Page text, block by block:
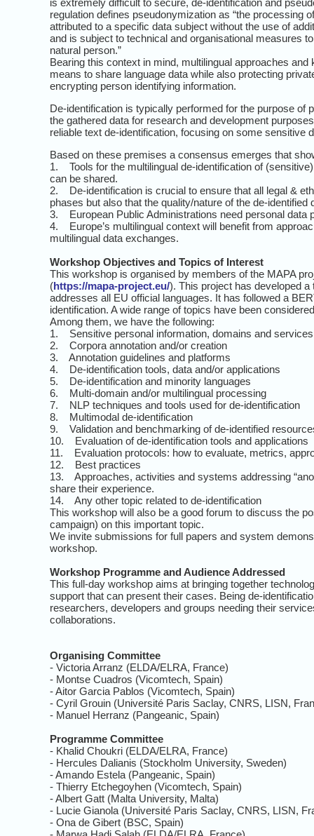
is extremely difficult to secure, de-identification and
regulation defines pseudonymization as “the processing
attributed to a specific data subject without the use of
and is subject to technical and organisational measures
natural person.”
Bearing this context in mind, multilingual approaches
means to share language data while also protecting
encrypting person identifying information.
De-identification is typically performed for the purpose of
the gathered data for research and development
reliable text de-identification, focusing on some sensitive
Based on these premises a consensus emerges that
1. Tools for the multilingual de-identification of
can be shared.
2. De-identification is crucial to ensure that all legal &
phases but also that the quality/nature of the de-
3. European Public Administrations need personal data
4. Europe’s multilingual context will benefit from
multilingual data exchanges.
Workshop Objectives and Topics of Interest
This workshop is organised by members of the MAPA
(https://mapa-project.eu/). This project has developed
addresses all EU official languages. It has followed a
identification. A wide range of topics have been
Among them, we have the following:
1. Sensitive personal information, domains and services
2. Corpora annotation and/or creation
3. Annotation guidelines and platforms
4. De-identification tools, data and/or applications
5. De-identification and minority languages
6. Multi-domain and/or multilingual processing
7. NLP techniques and tools used for de-identification
8. Multimodal de-identification
9. Validation and benchmarking of de-identified
10. Evaluation of de-identification tools and applications
11. Evaluation protocols: how to evaluate, metrics,
12. Best practices
13. Approaches, activities and systems addressing
share their experience.
14. Any other topic related to de-identification
This workshop will also be a good forum to discuss the
campaign) on this important topic.
We invite submissions for full papers and system
workshop.
Workshop Programme and Audience Addressed
This full-day workshop aims at bringing together
support that can present their cases. Being de-
researchers, developers and groups needing their
collaborations.
Organising Committee
- Victoria Arranz (ELDA/ELRA, France)
- Montse Cuadros (Vicomtech, Spain)
- Aitor Garcia Pablos (Vicomtech, Spain)
- Cyril Grouin (Université Paris Saclay, CNRS, LISN,
- Manuel Herranz (Pangeanic, Spain)
Programme Committee
- Khalid Choukri (ELDA/ELRA, France)
- Hercules Dalianis (Stockholm University, Sweden)
- Amando Estela (Pangeanic, Spain)
- Thierry Etchegoyhen (Vicomtech, Spain)
- Albert Gatt (Malta University, Malta)
- Lucie Gianola (Université Paris Saclay, CNRS, LISN,
- Ona de Gibert (BSC, Spain)